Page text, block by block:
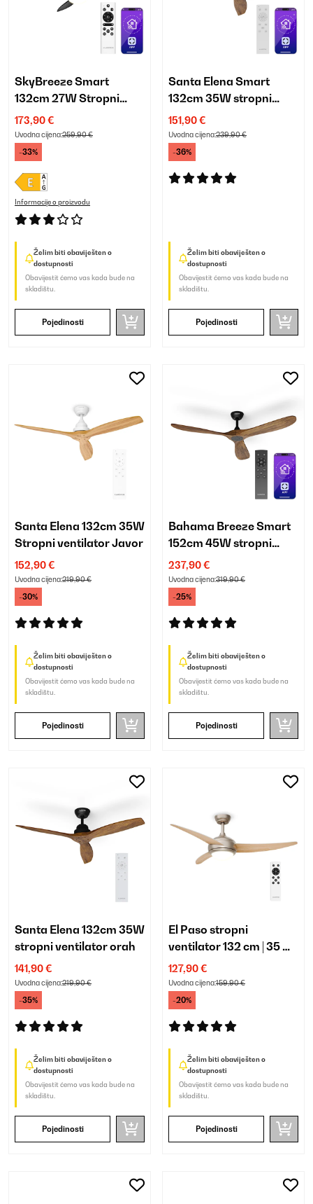
SkyBreeze Smart
132cm 27W Stropni
ventilator sa svjetlom
Crna
173,90 €
Uvodna cijena:259,90 €
-33%
Informacije o proizvodu
Želim biti obaviješten o
dostupnosti
Obavijestit ćemo vas kada bude na
skladištu.
Pojedinosti
Santa Elena Smart
132cm 35W stropni
ventilator orah
151,90 €
Uvodna cijena:239,90 €
-36%
Želim biti obaviješten o
dostupnosti
Obavijestit ćemo vas kada bude na
skladištu.
Pojedinosti
Santa Elena 132cm 35W
Stropni ventilator Javor
152,90 €
Uvodna cijena:219,90 €
-30%
Želim biti obaviješten o
dostupnosti
Obavijestit ćemo vas kada bude na
skladištu.
Pojedinosti
Bahama Breeze Smart
152cm 45W stropni
ventilator orah
237,90 €
Uvodna cijena:319,90 €
-25%
Želim biti obaviješten o
dostupnosti
Obavijestit ćemo vas kada bude na
skladištu.
Pojedinosti
Santa Elena 132cm 35W
stropni ventilator orah
141,90 €
Uvodna cijena:219,90 €
-35%
Želim biti obaviješten o
dostupnosti
Obavijestit ćemo vas kada bude na
skladištu.
Pojedinosti
El Paso stropni
ventilator 132 cm | 35 W |
sa svjetlom
127,90 €
Uvodna cijena:159,90 €
-20%
Želim biti obaviješten o
dostupnosti
Obavijestit ćemo vas kada bude na
skladištu.
Pojedinosti